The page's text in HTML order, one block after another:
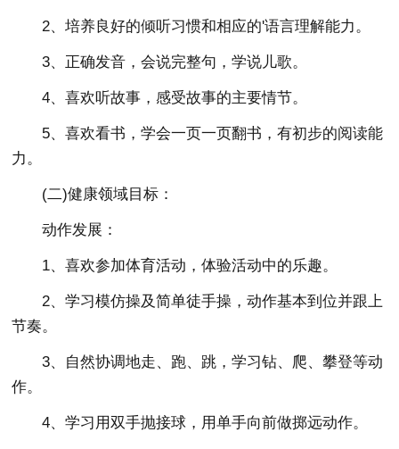
2、培养良好的倾听习惯和相应的'语言理解能力。
3、正确发音，会说完整句，学说儿歌。
4、喜欢听故事，感受故事的主要情节。
5、喜欢看书，学会一页一页翻书，有初步的阅读能
力。
(二)健康领域目标：
动作发展：
1、喜欢参加体育活动，体验活动中的乐趣。
2、学习模仿操及简单徒手操，动作基本到位并跟上
节奏。
3、自然协调地走、跑、跳，学习钻、爬、攀登等动
作。
4、学习用双手抛接球，用单手向前做掷远动作。